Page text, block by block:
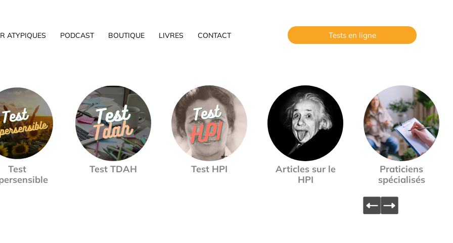
ATYPIQUES PODCAST BOUTIQUE LIVRES CONTACT Tests en ligne
Test
Test TDAH Test HPI
Articles sur le
HPI
Praticiens
spécialisés